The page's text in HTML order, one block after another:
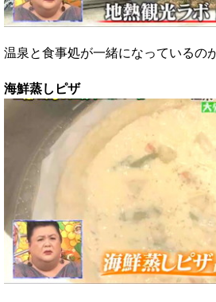
温泉と食事処が一緒になっているの
海鮮蒸しピザ